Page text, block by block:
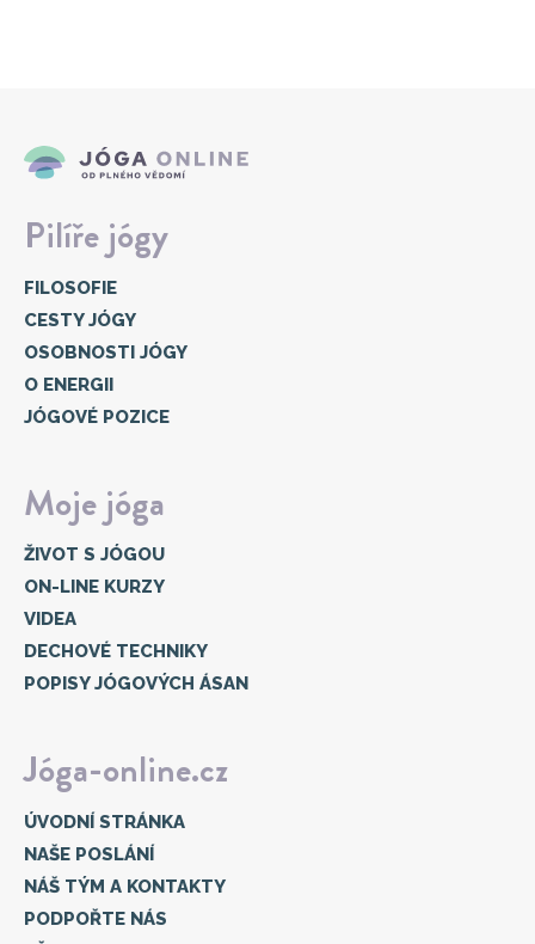
Pilíře jógy
FILOSOFIE
CESTY JÓGY
OSOBNOSTI JÓGY
O ENERGII
JÓGOVÉ POZICE
Moje jóga
ŽIVOT S JÓGOU
ON-LINE KURZY
VIDEA
DECHOVÉ TECHNIKY
POPISY JÓGOVÝCH ÁSAN
Jóga-online.cz
ÚVODNÍ STRÁNKA
NAŠE POSLÁNÍ
NÁŠ TÝM A KONTAKTY
PODPOŘTE NÁS